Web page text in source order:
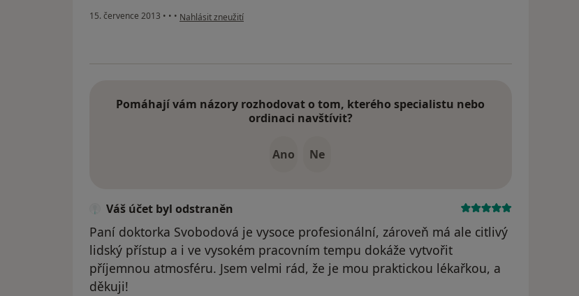
15. července 2013 • • • podle názoru uživatele Váš účet byl odstraněn
Nahlásit zneužití
Pomáhají vám názory rozhodovat o tom, kterého specialistu nebo
ordinaci navštívit?
Ano Ne
Váš účet byl odstraněn
Paní doktorka Svobodová je vysoce profesionální, zároveň má ale citlivý
lidský přístup a i ve vysokém pracovním tempu dokáže vytvořit
příjemnou atmosféru. Jsem velmi rád, že je mou praktickou lékařkou, a
děkuji!